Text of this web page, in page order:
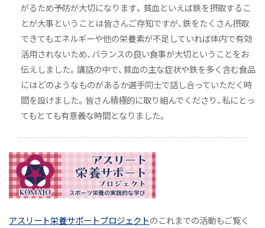
がるため予防が大切になります。貧血といえば鉄を摂取するこ
とが大事ということは皆さんご存知ですが、鉄をたくさん摂取
できてもエネルギーや他の栄養素が不足していれば体内で有効
活用されないため、バランスの良い食事が大切ということをお
伝えしました。講話の中で、貧血の主な症状や鉄を多く含む食品
にはどのようなものがあるか選手同士で話し合っていただく時
間を設けました。皆さん積極的に取り組んでくださり、私にとっ
てもとても有意義な時間となりました。
アスリート栄養サポートプロジェクトのこれまでの活動もご覧く